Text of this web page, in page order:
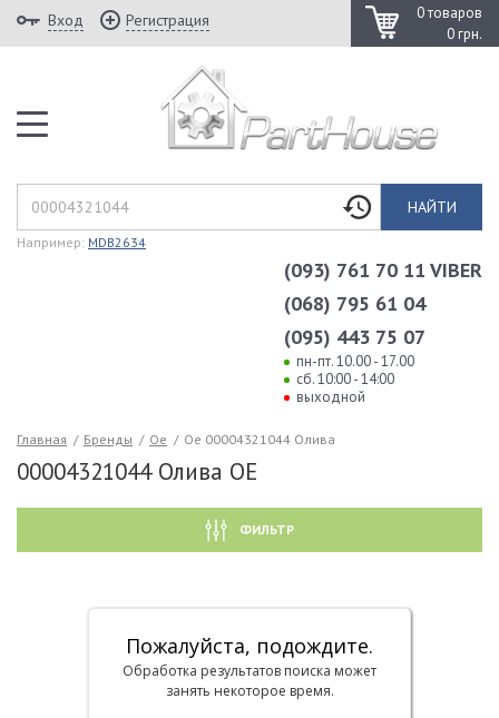
0 товаров
0 грн.
Вход Регистрация
НАЙТИ
Например: MDB2634
(093) 761 70 11 VIBER
(068) 795 61 04
(095) 443 75 07
пн-пт. 10.00 - 17.00
сб. 10:00 - 14:00
выходной
Главная / Бренды / Oe / Oe 00004321044 Олива
00004321044 Олива OE
ФИЛЬТР
Пожалуйста, подождите.
Обработка результатов поиска может
занять некоторое время.